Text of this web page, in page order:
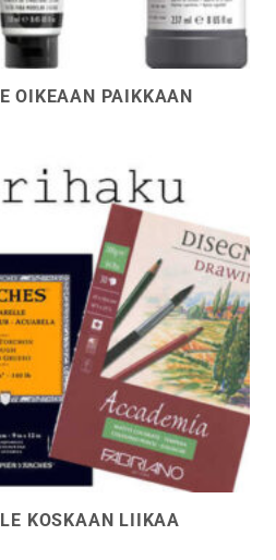
OIKEAAN PAIKKAAN
KOSKAAN LIIKAA